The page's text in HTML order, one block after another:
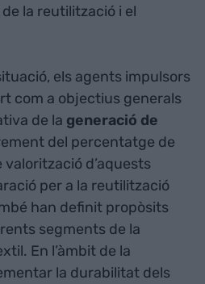
la reutilització i el
els agents impulsors
com a objectius generals
de la generació de
del percentatge de
d’aquests
per a la reutilització
han definit propòsits
segments de la
En l’àmbit de la
la durabilitat dels